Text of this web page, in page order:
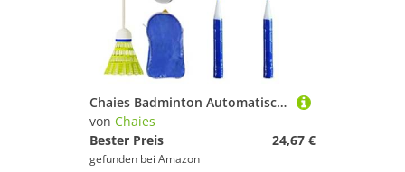
Chaies Badminton Automatisches Badminton – Tragbares automatisches Shuttle – Übungsgerät für Solo-Tennis, praktisch für Anfänger
von Chaies
Bester Preis
24,67 €
gefunden bei Amazon